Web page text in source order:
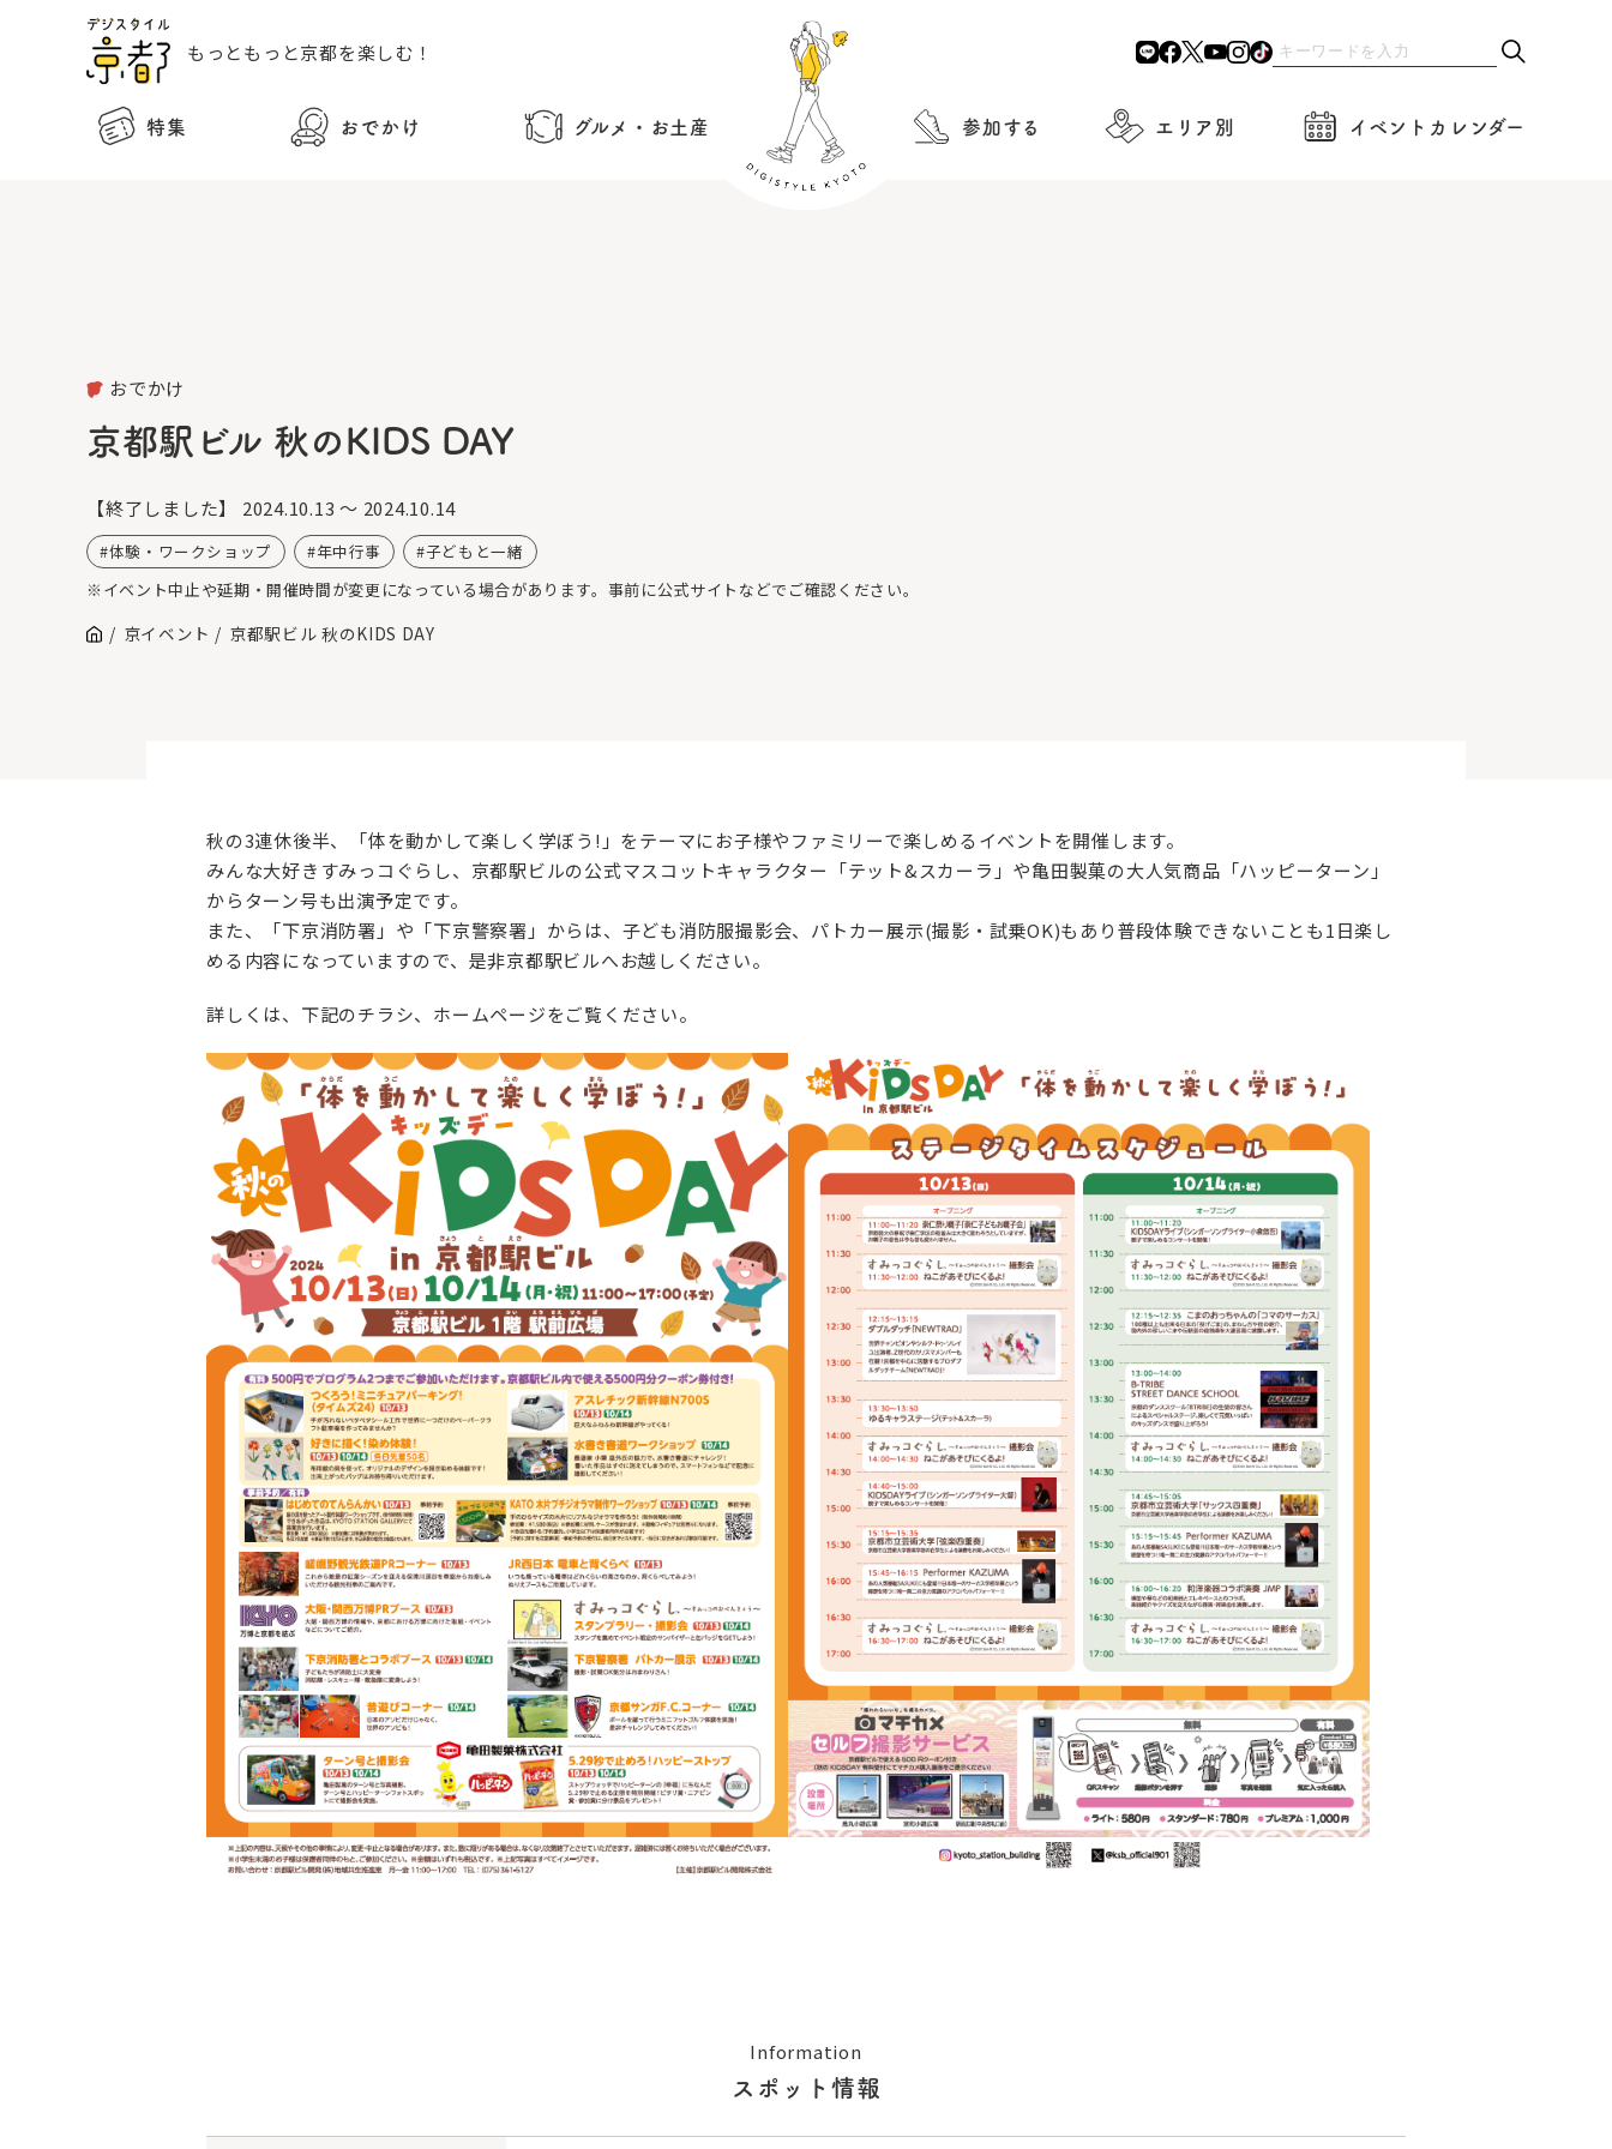
もっともっと京都を楽しむ！
特集 おでかけ グルメ・お土産 参加する エリア別 イベントカレンダー
おでかけ
京都駅ビル 秋のKIDS DAY
【終了しました】 2024.10.13 ～ 2024.10.14
体験・ワークショップ 年中行事
子どもと一緒
※イベント中止や延期・開催時間が変更になっている場合があります。事前に公式サイトなどでご確認ください。
京イベント 京都駅ビル 秋のKIDS DAY
秋の3連休後半、「体を動かして楽しく学ぼう!」をテーマにお子様やファミリーで楽しめるイベントを開催します。
みんな大好きすみっコぐらし、京都駅ビルの公式マスコットキャラクター「テット&スカーラ」や亀田製菓の大人気商品「ハッピーターン」
からターン号も出演予定です。
また、「下京消防署」や「下京警察署」からは、子ども消防服撮影会、パトカー展示(撮影・試乗OK)もあり普段体験できないことも1日楽し
める内容になっていますので、是非京都駅ビルへお越しください。
詳しくは、下記のチラシ、ホームページをご覧ください。
Information
スポット情報